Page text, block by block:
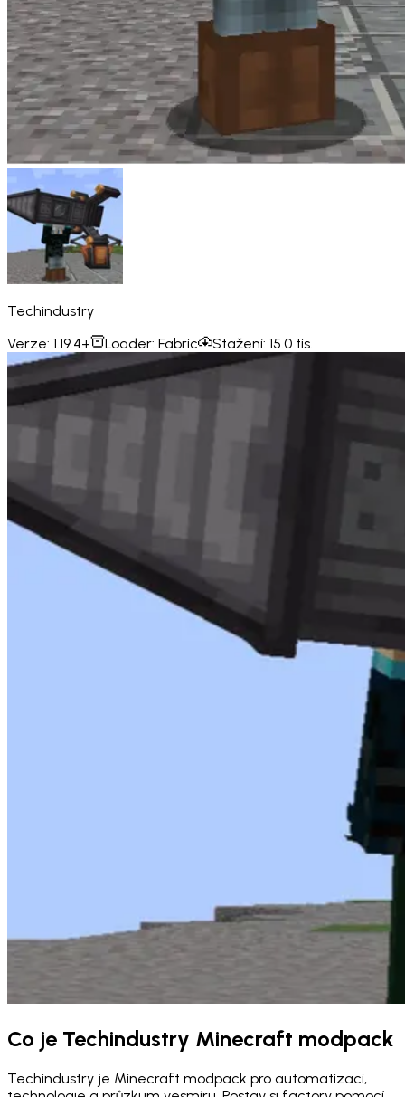
Techindustry
Verze: 1.19.4+ Loader: Fabric Stažení: 15.0 tis.
Co je Techindustry Minecraft modpack
Techindustry je Minecraft modpack pro automatizaci,